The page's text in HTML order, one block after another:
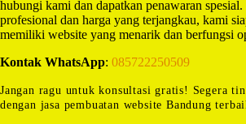
hubungi kami dan dapatkan penawaran
profesional dan harga yang terjangkau, kami
memiliki website yang menarik dan berfungsi
Kontak WhatsApp: 085722250509
Jangan ragu untuk konsultasi gratis! Segera
dengan jasa pembuatan website Bandung